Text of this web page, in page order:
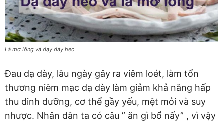
Lá mơ lông và dạy dày heo
Đau dạ dày, lâu ngày gây ra viêm loét, làm tổn
thương niêm mạc dạ dày làm giảm khả năng hấp
thu dinh dưỡng, cơ thể gầy yếu, mệt mỏi và suy
nhược. Nhân dân ta có câu ” ăn gì bổ nấy” , vì vậy